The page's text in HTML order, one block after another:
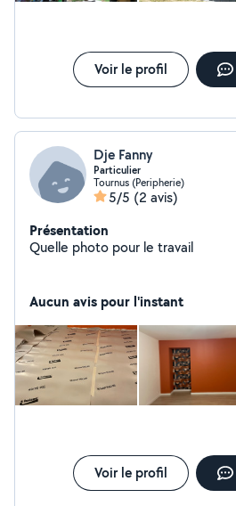
Voir le profil
Dje Fanny
Particulier
Tournus (Peripherie)
5/5 (2 avis)
Présentation
Quelle photo pour le travail
Aucun avis pour l'instant
Voir le profil